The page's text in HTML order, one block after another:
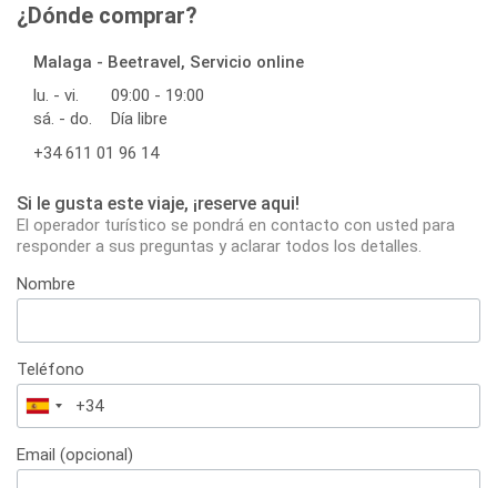
¿Dónde comprar?
Malaga - Beetravel, Servicio online
lu. - vi.
09:00 - 19:00
sá. - do.
Día libre
+34 611 01 96 14
Si le gusta este viaje, ¡reserve aqui!
El operador turístico se pondrá en contacto con usted para
responder a sus preguntas y aclarar todos los detalles.
Nombre
Teléfono
España
+34
Email (opcional)